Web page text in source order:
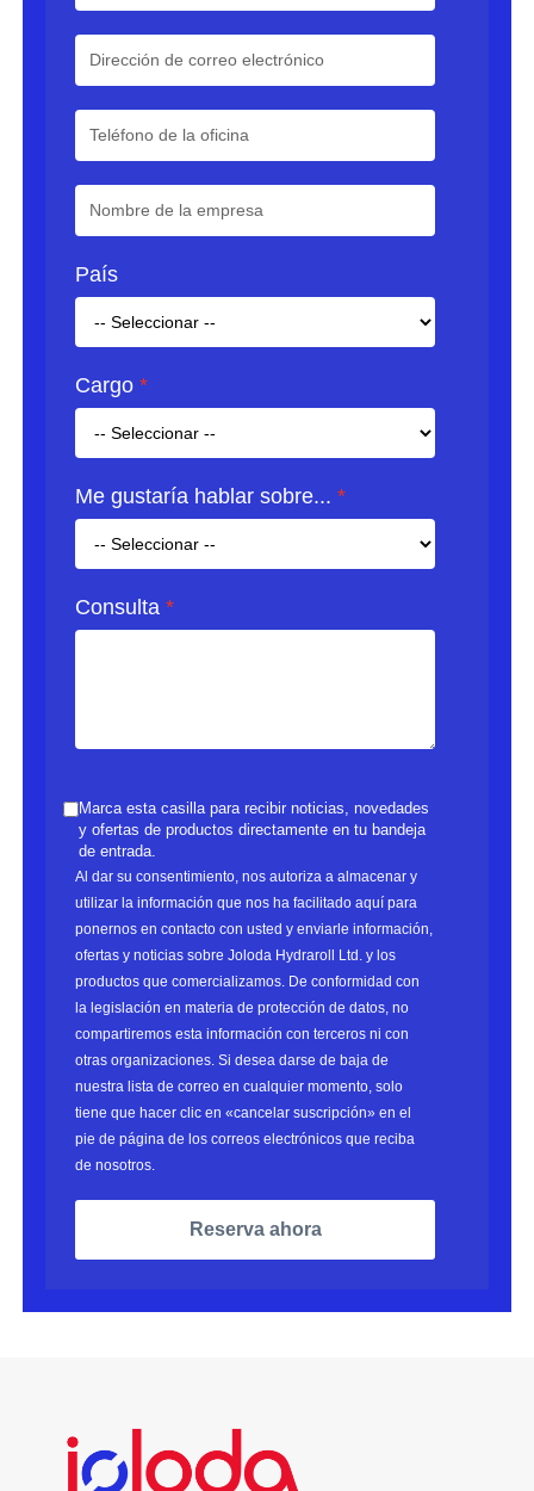
País
Cargo
Me gustaría hablar sobre...
Consulta
Marca esta casilla para recibir noticias, novedades
y ofertas de productos directamente en tu bandeja
de entrada.
Al dar su consentimiento, nos autoriza a almacenar y
utilizar la información que nos ha facilitado aquí para
ponernos en contacto con usted y enviarle información,
ofertas y noticias sobre Joloda Hydraroll Ltd. y los
productos que comercializamos. De conformidad con
la legislación en materia de protección de datos, no
compartiremos esta información con terceros ni con
otras organizaciones. Si desea darse de baja de
nuestra lista de correo en cualquier momento, solo
tiene que hacer clic en «cancelar suscripción» en el
pie de página de los correos electrónicos que reciba
de nosotros.
Reserva ahora